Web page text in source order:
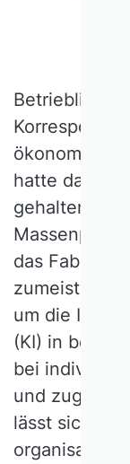
Betriebliche
hatte das
gehalten –
das
zumeist
um die
(KI) in
bei
und zugleich
lässt sich die